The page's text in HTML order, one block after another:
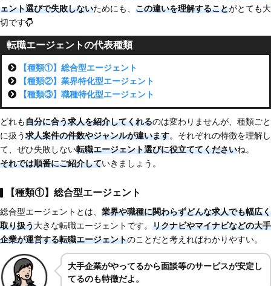
ェント選びで失敗しないためにも、 この違いを理解することがとても大
切です
転職エージェントの代表種類
【種類①】総合型エージェント
【種類②】業界特化型エージェント
【種類③】職種特化型エージェント
どれも自分に合う求人を紹介してくれるのは変わりませんが、種類ごと
に扱う求人案件の件数やジャンルが違います。それぞれの特徴を理解し
て、ぜひ失敗しない転職エージェント選びに役立ててくださいね。
それでは順番にご紹介していきましょう。
【種類①】総合型エージェント
総合型エージェントとは、 業界や職種に関わらずどんな求人でも幅広く
取り扱う大きな転職エージェントです。 リクナビやマイナビなどの大手
企業が運営する転職エージェントのことだと考えればわかりやすい。
大手企業がやってるから面談等のサービスが安定し
てるのも特徴だよ。